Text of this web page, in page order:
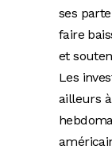
ses
faire
et
Les
ailleurs